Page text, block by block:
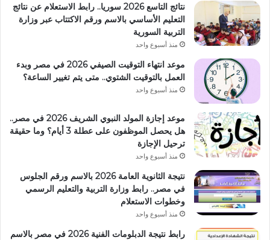
نتائج التاسع 2026 سوريا.. رابط الاستعلام عن نتائج
التعليم الأساسي بالاسم ورقم الاكتتاب عبر وزارة
التربية السورية
منذ أسبوع واحد
موعد انتهاء التوقيت الصيفي 2026 في مصر وبدء
العمل بالتوقيت الشتوي.. متى يتم تغيير الساعة؟
منذ أسبوع واحد
موعد إجازة المولد النبوي الشريف 2026 في مصر..
هل يحصل الموظفون على عطلة 3 أيام؟ وما حقيقة
ترحيل الإجازة
منذ أسبوع واحد
نتيجة الثانوية العامة 2026 بالاسم ورقم الجلوس
في مصر.. رابط وزارة التربية والتعليم الرسمي
وخطوات الاستعلام
منذ أسبوع واحد
رابط نتيجة الدبلومات الفنية 2026 في مصر بالاسم